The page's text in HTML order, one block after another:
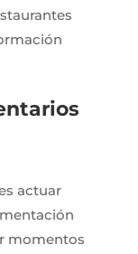
actuar
momentos